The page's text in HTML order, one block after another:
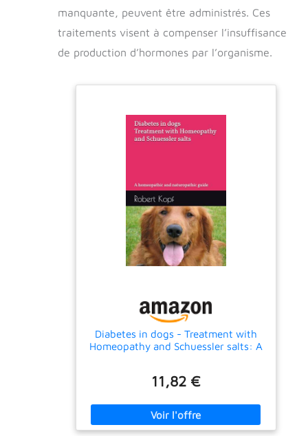
manquante, peuvent être administrés. Ces
traitements visent à compenser l’insuffisance
de production d’hormones par l’organisme.
Diabetes in dogs - Treatment with
Homeopathy and Schuessler salts: A
11,82 €